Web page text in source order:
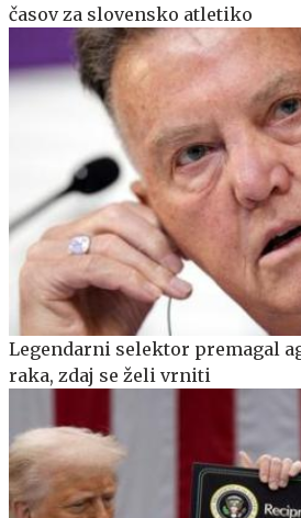
časov za slovensko atletiko
Legendarni selektor premagal
raka, zdaj se želi vrniti